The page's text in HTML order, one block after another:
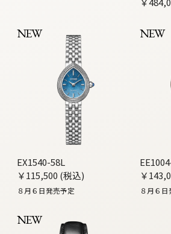
NEW
EX1540-58L
￥115,500 (税込)
８月６日発売予定
NEW
￥
８月６
NEW